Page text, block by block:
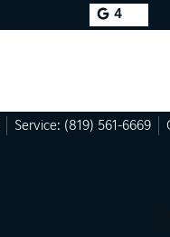
4
Service: (819) 561-6669